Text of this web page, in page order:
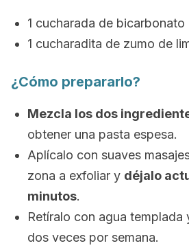
1 cucharada de
1 cucharadita de zumo de
¿Cómo prepararlo?
Mezcla los dos
obtener una pasta espesa.
Aplícalo con suaves
zona a exfoliar y déjalo
minutos.
Retíralo con agua templada
dos veces por semana.